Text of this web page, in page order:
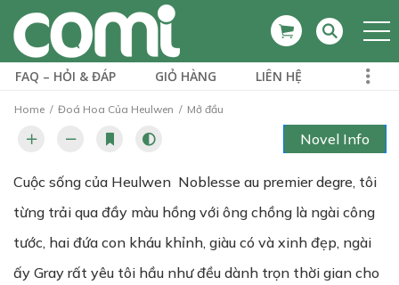
FAQ – HỎI & ĐÁP GIỎ HÀNG LIÊN HỆ
Home Đoá Hoa Của Heulwen Mở đầu
Novel Info
Cuộc sống của Heulwen Noblesse au premier degre, tôi
từng trải qua đầy màu hồng với ông chồng là ngài công
tước, hai đứa con kháu khỉnh, giàu có và xinh đẹp, ngài
ấy Gray rất yêu tôi hầu như đều dành trọn thời gian cho